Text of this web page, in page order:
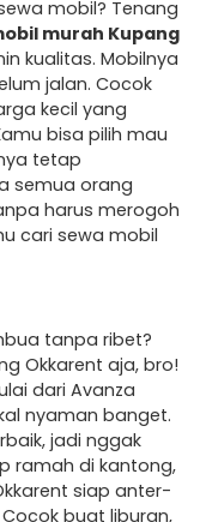
mobil? Tenang
murah Kupang
kualitas. Mobilnya
jalan. Cocok
kecil yang
bisa pilih mau
tetap
semua orang
harus merogoh
cari sewa mobil
tanpa ribet?
Okkarent aja, bro!
dari Avanza
nyaman banget.
jadi nggak
ramah di kantong,
siap anter-
buat liburan,